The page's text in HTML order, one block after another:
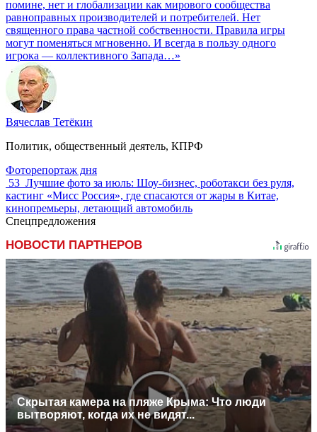
помине, нет и глобализации как мирового сообщества
равноправных производителей и потребителей. Нет
священного права частной собственности. Правила игры
могут поменяться мгновенно. И всегда в пользу одного
игрока — коллективного Запада…»
Вячеслав Тетёкин
Политик, общественный деятель, КПРФ
Фоторепортаж дня
53 Лучшие фото за июль: Шоу-бизнес, роботакси без руля,
кастинг «Мисс Россия», где спасаются от жары в Китае,
кинопремьеры, летающий автомобиль
Спецпредложения
НОВОСТИ ПАРТНЕРОВ
Скрытая камера на пляже Крыма: Что люди
вытворяют, когда их не видят...